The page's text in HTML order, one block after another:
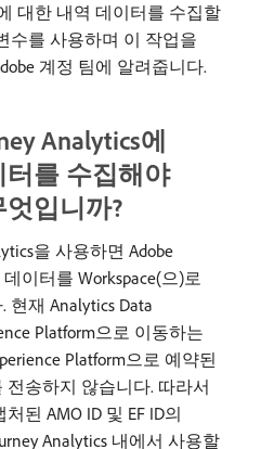
대한 내역 데이터를 수집할
수를 사용하며 이 작업을
계정 팀에 알려줍니다.
Analytics에
를 수집해야
입니까?
을 사용하면 Adobe
이터를 Workspace​(으)로
현재 Analytics Data
Platform으로 이동하는
Platform으로 예약된
전송하지 않습니다. 따라서
된 AMO ID 및 EF ID의
Analytics 내에서 사용할